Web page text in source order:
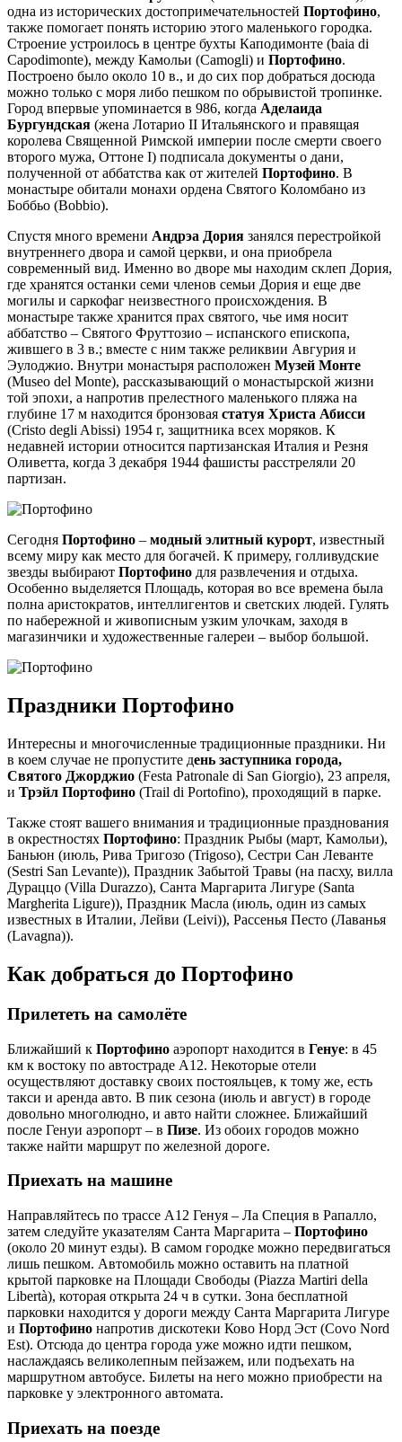
одна из исторических достопримечательностей Портофино,
также помогает понять историю этого маленького городка.
Строение устроилось в центре бухты Каподимонте (baia di
Capodimonte), между Камольи (Camogli) и Портофино.
Построено было около 10 в., и до сих пор добраться досюда
можно только с моря либо пешком по обрывистой тропинке.
Город впервые упоминается в 986, когда Аделаида
Бургундская (жена Лотарио II Итальянского и правящая
королева Священной Римской империи после смерти своего
второго мужа, Оттоне I) подписала документы о дани,
полученной от аббатства как от жителей Портофино. В
монастыре обитали монахи ордена Святого Коломбано из
Боббьо (Bobbio).
Спустя много времени Андрэа Дория занялся перестройкой
внутреннего двора и самой церкви, и она приобрела
современный вид. Именно во дворе мы находим склеп Дория,
где хранятся останки семи членов семьи Дория и еще две
могилы и саркофаг неизвестного происхождения. В
монастыре также хранится прах святого, чье имя носит
аббатство – Святого Фруттозио – испанского епископа,
жившего в 3 в.; вместе с ним также реликвии Авгурия и
Эулоджио. Внутри монастыря расположен Музей Монте
(Museo del Monte), рассказывающий о монастырской жизни
той эпохи, а напротив прелестного маленького пляжа на
глубине 17 м находится бронзовая статуя Христа Абисси
(Cristo degli Abissi) 1954 г, защитника всех моряков. К
недавней истории относится партизанская Италия и Резня
Оливетта, когда 3 декабря 1944 фашисты расстреляли 20
партизан.
Сегодня Портофино – модный элитный курорт, известный
всему миру как место для богачей. К примеру, голливудские
звезды выбирают Портофино для развлечения и отдыха.
Особенно выделяется Площадь, которая во все времена была
полна аристократов, интеллигентов и светских людей. Гулять
по набережной и живописным узким улочкам, заходя в
магазинчики и художественные галереи – выбор большой.
Праздники Портофино
Интересны и многочисленные традиционные праздники. Ни
в коем случае не пропустите день заступника города,
Святого Джорджио (Festa Patronale di San Giorgio), 23 апреля,
и Трэйл Портофино (Trail di Portofino), проходящий в парке.
Также стоят вашего внимания и традиционные празднования
в окрестностях Портофино: Праздник Рыбы (март, Камольи),
Баньюн (июль, Рива Тригозо (Trigoso), Сестри Сан Леванте
(Sestri San Levante)), Праздник Забытой Травы (на пасху, вилла
Дураццо (Villa Durazzo), Санта Маргарита Лигуре (Santa
Margherita Ligure)), Праздник Масла (июль, один из самых
известных в Италии, Лейви (Leivi)), Рассенья Песто (Лаванья
(Lavagna)).
Как добраться до Портофино
Прилететь на самолёте
Ближайший к Портофино аэропорт находится в Генуе: в 45
км к востоку по автостраде А12. Некоторые отели
осуществляют доставку своих постояльцев, к тому же, есть
такси и аренда авто. В пик сезона (июль и август) в городе
довольно многолюдно, и авто найти сложнее. Ближайший
после Генуи аэропорт – в Пизе. Из обоих городов можно
также найти маршрут по железной дороге.
Приехать на машине
Направляйтесь по трассе А12 Генуя – Ла Специя в Рапалло,
затем следуйте указателям Санта Маргарита – Портофино
(около 20 минут езды). В самом городке можно передвигаться
лишь пешком. Автомобиль можно оставить на платной
крытой парковке на Площади Свободы (Piazza Martiri della
Libertà), которая открыта 24 ч в сутки. Зона бесплатной
парковки находится у дороги между Санта Маргарита Лигуре
и Портофино напротив дискотеки Ково Норд Эст (Covo Nord
Est). Отсюда до центра города уже можно идти пешком,
наслаждаясь великолепным пейзажем, или подъехать на
маршрутном автобусе. Билеты на него можно приобрести на
парковке у электронного автомата.
Приехать на поезде